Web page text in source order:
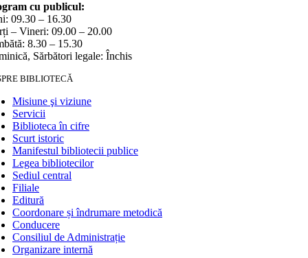
cu publicul:
09.30 – 16.30
– Vineri: 09.00 – 20.00
8.30 – 15.30
Sărbători legale: Închis
BIBLIOTECĂ
Misiune şi viziune
Servicii
Biblioteca în cifre
Scurt istoric
Manifestul bibliotecii publice
Legea bibliotecilor
Sediul central
Filiale
Editură
Coordonare și îndrumare metodică
Conducere
Consiliul de Administrație
Organizare internă